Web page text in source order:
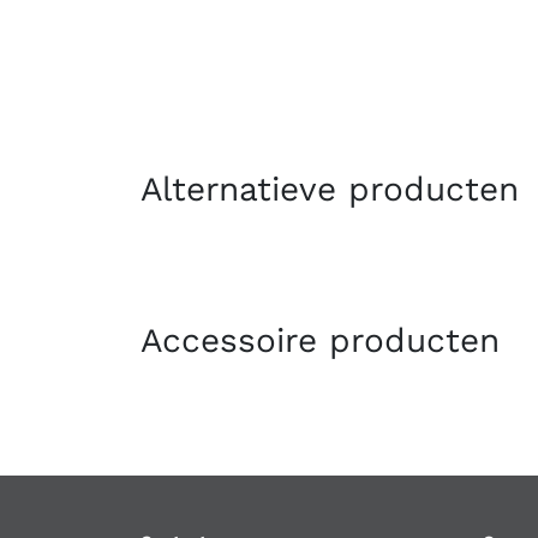
Alternatieve producten
Accessoire producten